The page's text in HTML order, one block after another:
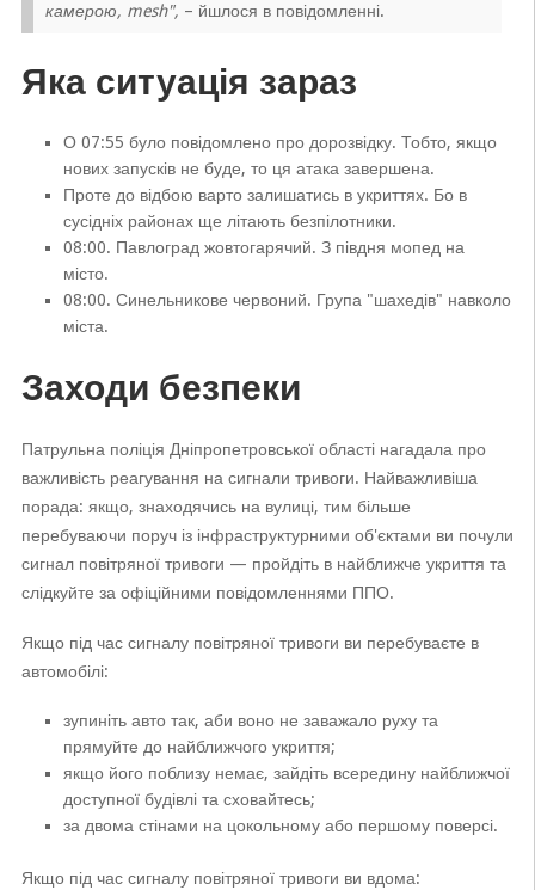
камерою, mesh", – йшлося в повідомленні.
Яка ситуація зараз
О 07:55 було повідомлено про дорозвідку. Тобто, якщо
нових запусків не буде, то ця атака завершена.
Проте до відбою варто залишатись в укриттях. Бо в
сусідніх районах ще літають безпілотники.
08:00. Павлоград жовтогарячий. З півдня мопед на
місто.
08:00. Синельникове червоний. Група "шахедів" навколо
міста.
Заходи безпеки
Патрульна поліція Дніпропетровської області нагадала про
важливість реагування на сигнали тривоги. Найважливіша
порада: якщо, знаходячись на вулиці, тим більше
перебуваючи поруч із інфраструктурними об'єктами ви почули
сигнал повітряної тривоги — пройдіть в найближче укриття та
слідкуйте за офіційними повідомленнями ППО.
Якщо під час сигналу повітряної тривоги ви перебуваєте в
автомобілі:
зупиніть авто так, аби воно не заважало руху та
прямуйте до найближчого укриття;
якщо його поблизу немає, зайдіть всередину найближчої
доступної будівлі та сховайтесь;
за двома стінами на цокольному або першому поверсі.
Якщо під час сигналу повітряної тривоги ви вдома: